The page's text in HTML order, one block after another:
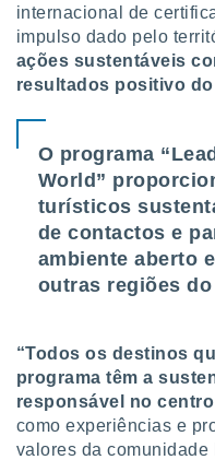
para
navegação
o
de
ao
através
internacional de
impulso dado pelo
ações sustentáveis
resultados positivo
O programa
World”
turísticos
de contactos e
ambiente aberto
outras regiões
“Todos os destinos
programa têm a
responsável no centro
como experiências e
valores da